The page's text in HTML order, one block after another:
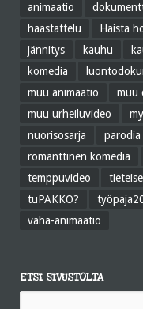
animaatio
haastattelu
Haista
jännitys
kauhu
komedia
muu animaatio
muu
muu urheiluvideo
nuorisosarja
parodia
romanttinen komedia
temppuvideo
tuPAKKO?
vaha-animaatio
ETSI SIVUSTOLTA